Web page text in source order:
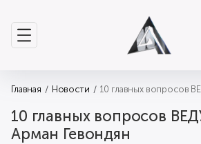
Главная Новости 10 главных вопросов
10 главных вопросов
Арман Гевондян